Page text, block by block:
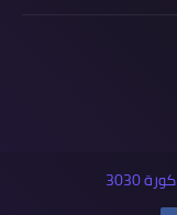
كورة 3030